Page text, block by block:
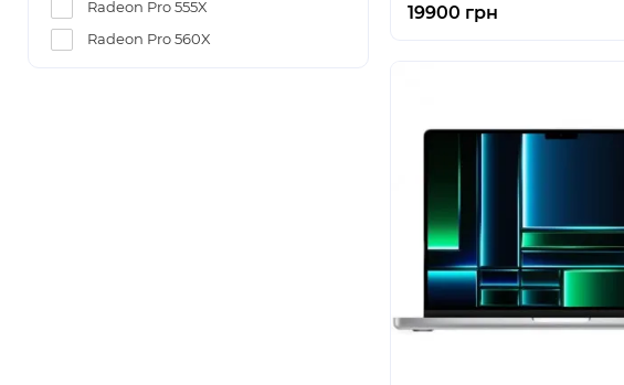
Radeon Pro 555X
Radeon Pro 560X
19900 грн